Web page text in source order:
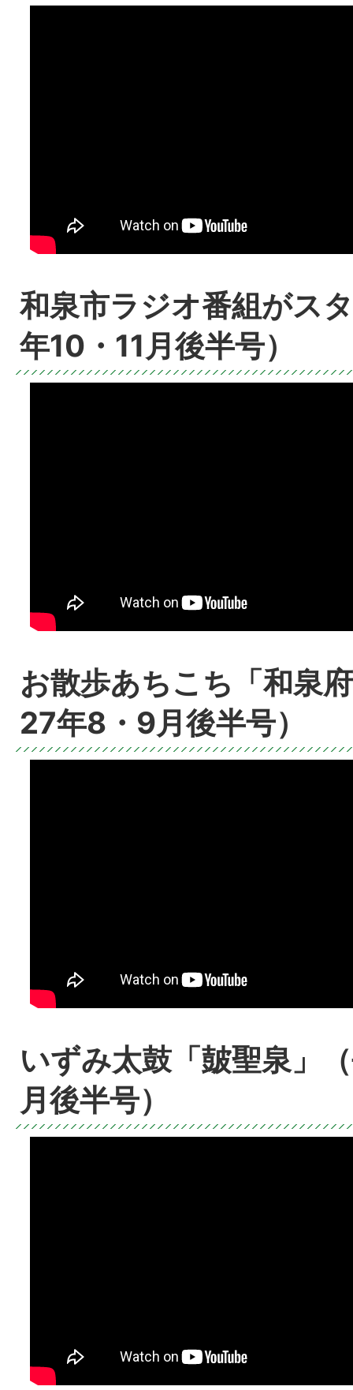
和泉市ラジオ番組がス
年10・11月後半号）
お散歩あちこち「和泉
27年8・9月後半号）
いずみ太鼓「皷聖泉」
月後半号）